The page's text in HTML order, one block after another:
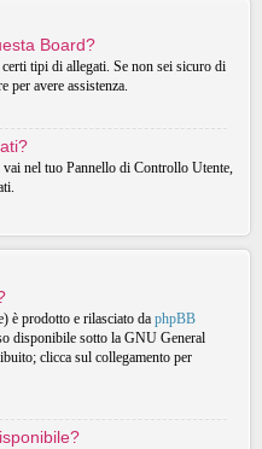
Board?
tipi di allegati. Se non sei sicuro di
per avere assistenza.
nel tuo Pannello di Controllo Utente,
è prodotto e rilasciato da phpBB
disponibile sotto la GNU General
clicca sul collegamento per